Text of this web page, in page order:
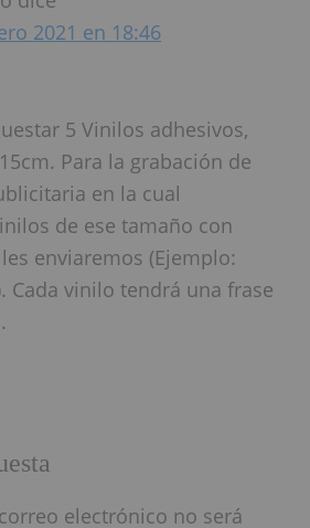
2021 en 18:46
5 Vinilos adhesivos,
Para la grabación de
en la cual
de ese tamaño con
enviaremos (Ejemplo:
Cada vinilo tendrá una frase
electrónico no será